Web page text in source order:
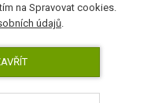
na Spravovat cookies.
údajů.